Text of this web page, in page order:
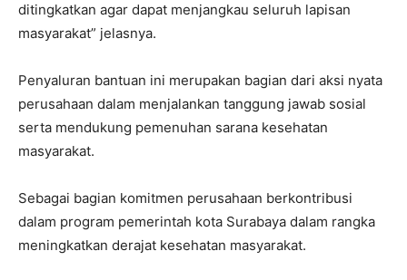
ditingkatkan agar dapat menjangkau seluruh lapisan
masyarakat” jelasnya.
Penyaluran bantuan ini merupakan bagian dari aksi nyata
perusahaan dalam menjalankan tanggung jawab sosial
serta mendukung pemenuhan sarana kesehatan
masyarakat.
Sebagai bagian komitmen perusahaan berkontribusi
dalam program pemerintah kota Surabaya dalam rangka
meningkatkan derajat kesehatan masyarakat.